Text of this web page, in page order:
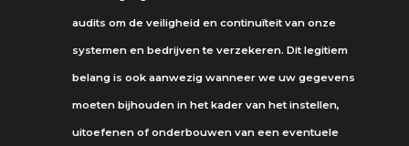
audits om de veiligheid en continuïteit van onze
systemen en bedrijven te verzekeren. Dit legitiem
belang is ook aanwezig wanneer we uw gegevens
moeten bijhouden in het kader van het instellen,
uitoefenen of onderbouwen van een eventuele